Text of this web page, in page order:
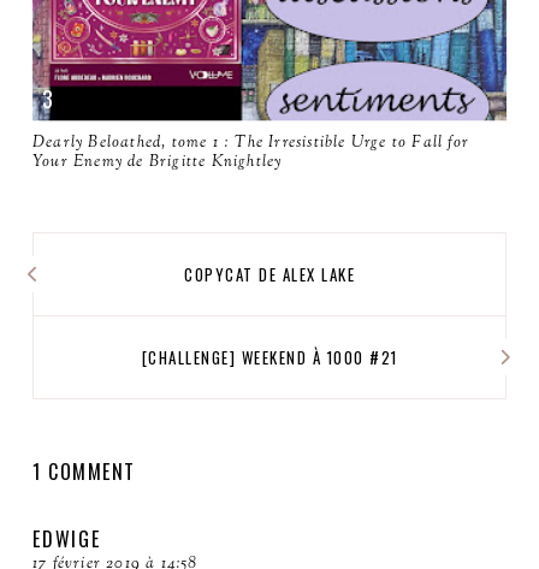
Dearly Beloathed, tome 1 : The Irresistible Urge to Fall for
Your Enemy de Brigitte Knightley
COPYCAT DE ALEX LAKE
[CHALLENGE] WEEKEND À 1000 #21
1 COMMENT
EDWIGE
17 février 2019 à 14:58